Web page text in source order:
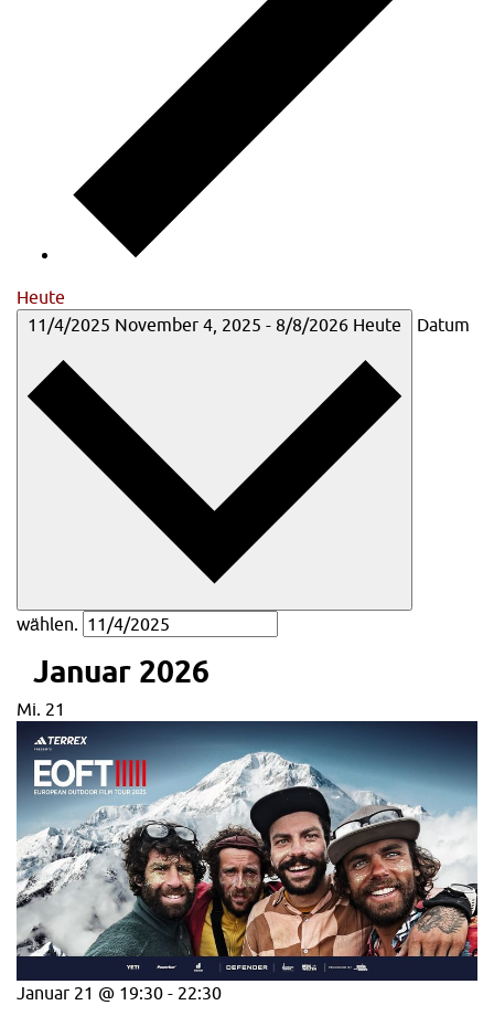
Heute
11/4/2025 November 4, 2025 - 8/8/2026 Heute Datum
wählen.
Januar 2026
Mi. 21
Januar 21 @ 19:30 - 22:30